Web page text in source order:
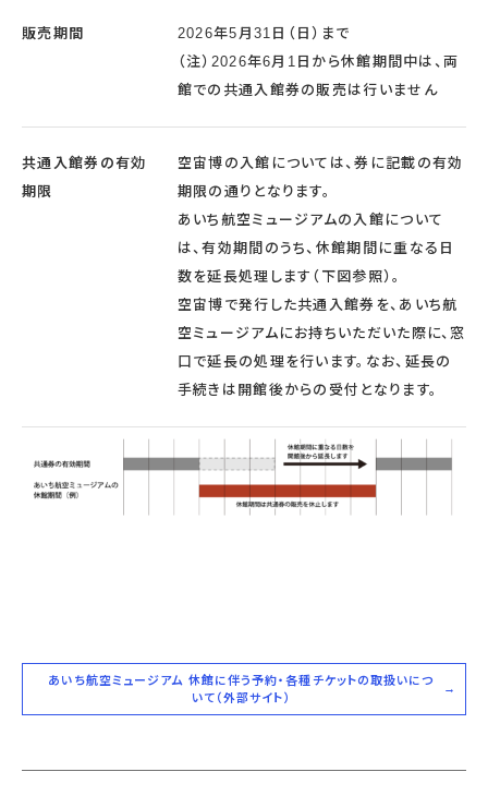
販売期間
2026年5月31日（日）まで
（注）2026年6月1日から休館期間中は、両
館での共通入館券の販売は行いません
共通入館券の有効
期限
空宙博の入館については、券に記載の有効
期限の通りとなります。
あいち航空ミュージアムの入館について
は、有効期間のうち、休館期間に重なる日
数を延長処理します（下図参照）。
空宙博で発行した共通入館券を、あいち航
空ミュージアムにお持ちいただいた際に、窓
口で延長の処理を行います。なお、延長の
手続きは開館後からの受付となります。
あいち航空ミュージアム 休館に伴う予約・各種チケットの取扱いにつ
いて（外部サイト）